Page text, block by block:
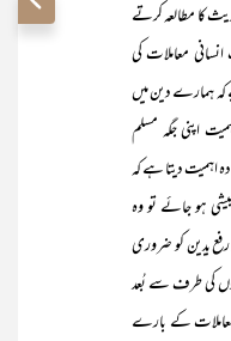
کرتے
معاملات کی
ہمارے دین میں
اپنی جگہ مسلم
اہمیت دیتا ہے کہ
ہو جائے تو وہ
یدین کو ضروری
کی طرف سے بُعد
کے بارے